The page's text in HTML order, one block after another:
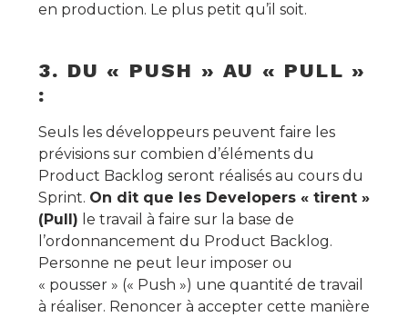
en production. Le plus petit qu’il soit.
3. DU « PUSH » AU « PULL »
:
Seuls les développeurs peuvent faire les
prévisions sur combien d’éléments du
Product Backlog seront réalisés au cours du
Sprint. On dit que les Developers « tirent »
(Pull) le travail à faire sur la base de
l’ordonnancement du Product Backlog.
Personne ne peut leur imposer ou
« pousser » (« Push ») une quantité de travail
à réaliser. Renoncer à accepter cette manière